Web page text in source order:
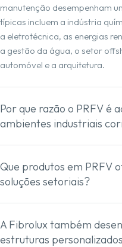
manutenção desempenham
típicas incluem a indústria
a eletrotécnica, as energias
a gestão da água, o setor
automóvel e a arquitetura.
Por que razão o PRFV é
ambientes industriais
Que produtos em PRFV
soluções setoriais?
A Fibrolux também
estruturas